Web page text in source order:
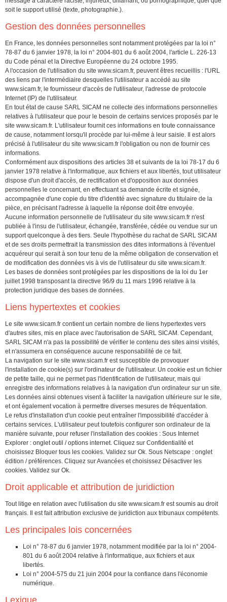
soit le support utilisé (texte, photographie.).
Gestion des données personnelles
En France, les données personnelles sont notamment protégées par la loi n°
78-87 du 6 janvier 1978, la loi n° 2004-801 du 6 août 2004, l'article L. 226-13
du Code pénal et la Directive Européenne du 24 octobre 1995.
A l'occasion de l'utilisation du site www.sicam.fr, peuvent êtres recueillis : l'URL
des liens par l'intermédiaire desquelles l'utilisateur a accédé au site
www.sicam.fr, le fournisseur d'accès de l'utilisateur, l'adresse de protocole
Internet (IP) de l'utilisateur.
En tout état de cause SARL SICAM ne collecte des informations personnelles
relatives à l'utilisateur que pour le besoin de certains services proposés par le
site www.sicam.fr. L'utilisateur fournit ces informations en toute connaissance
de cause, notamment lorsqu'il procède par lui-même à leur saisie. Il est alors
précisé à l'utilisateur du site www.sicam.fr l'obligation ou non de fournir ces
informations.
Conformément aux dispositions des articles 38 et suivants de la loi 78-17 du 6
janvier 1978 relative à l'informatique, aux fichiers et aux libertés, tout utilisateur
dispose d'un droit d'accès, de rectification et d'opposition aux données
personnelles le concernant, en effectuant sa demande écrite et signée,
accompagnée d'une copie du titre d'identité avec signature du titulaire de la
pièce, en précisant l'adresse à laquelle la réponse doit être envoyée.
Aucune information personnelle de l'utilisateur du site www.sicam.fr n'est
publiée à l'insu de l'utilisateur, échangée, transférée, cédée ou vendue sur un
support quelconque à des tiers. Seule l'hypothèse du rachat de SARL SICAM
et de ses droits permettrait la transmission des dites informations à l'éventuel
acquéreur qui serait à son tour tenu de la même obligation de conservation et
de modification des données vis à vis de l'utilisateur du site www.sicam.fr.
Les bases de données sont protégées par les dispositions de la loi du 1er
juillet 1998 transposant la directive 96/9 du 11 mars 1996 relative à la
protection juridique des bases de données.
Liens hypertextes et cookies
Le site www.sicam.fr contient un certain nombre de liens hypertextes vers
d'autres sites, mis en place avec l'autorisation de SARL SICAM. Cependant,
SARL SICAM n'a pas la possibilité de vérifier le contenu des sites ainsi visités,
et n'assumera en conséquence aucune responsabilité de ce fait.
La navigation sur le site www.sicam.fr est susceptible de provoquer
l'installation de cookie(s) sur l'ordinateur de l'utilisateur. Un cookie est un fichier
de petite taille, qui ne permet pas l'identification de l'utilisateur, mais qui
enregistre des informations relatives à la navigation d'un ordinateur sur un site.
Les données ainsi obtenues visent à faciliter la navigation ultérieure sur le site,
et ont également vocation à permettre diverses mesures de fréquentation.
Le refus d'installation d'un cookie peut entraîner l'impossibilité d'accéder à
certains services. L'utilisateur peut toutefois configurer son ordinateur de la
manière suivante, pour refuser l'installation des cookies : Sous Internet
Explorer : onglet outil / options internet. Cliquez sur Confidentialité et
choisissez Bloquer tous les cookies. Validez sur Ok. Sous Netscape : onglet
édition / préférences. Cliquez sur Avancées et choisissez Désactiver les
cookies. Validez sur Ok.
Droit applicable et attribution de juridiction
Tout litige en relation avec l'utilisation du site www.sicam.fr est soumis au droit
français. Il est fait attribution exclusive de juridiction aux tribunaux compétents.
Les principales lois concernées
Loi n° 78-87 du 6 janvier 1978, notamment modifiée par la loi n° 2004-
801 du 6 août 2004 relative à l'informatique, aux fichiers et aux
libertés.
Loi n° 2004-575 du 21 juin 2004 pour la confiance dans l'économie
numérique.
Lexique